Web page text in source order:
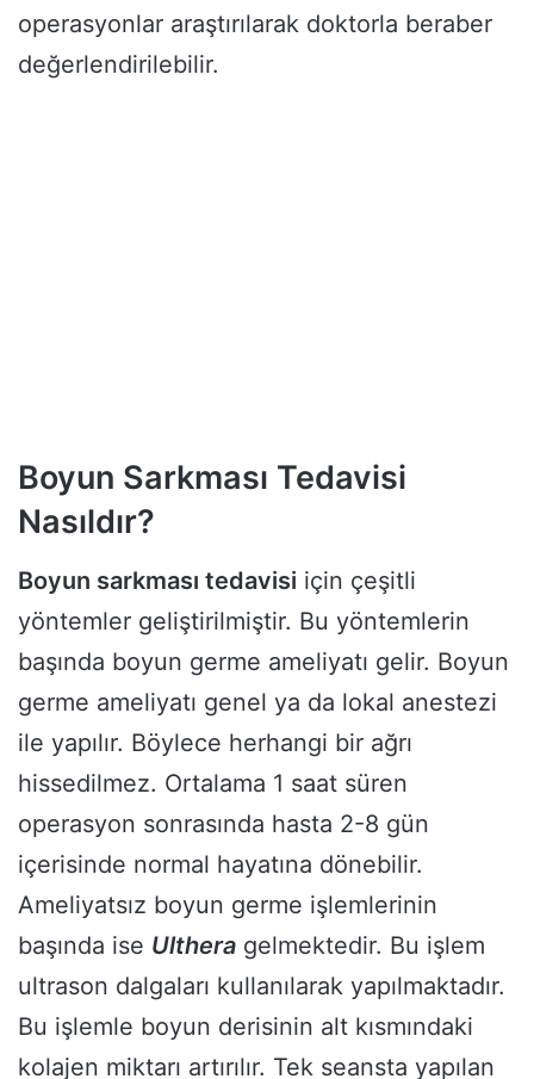
operasyonlar araştırılarak doktorla beraber
değerlendirilebilir.
Boyun Sarkması Tedavisi
Nasıldır?
Boyun sarkması tedavisi için çeşitli
yöntemler geliştirilmiştir. Bu yöntemlerin
başında boyun germe ameliyatı gelir. Boyun
germe ameliyatı genel ya da lokal anestezi
ile yapılır. Böylece herhangi bir ağrı
hissedilmez. Ortalama 1 saat süren
operasyon sonrasında hasta 2-8 gün
içerisinde normal hayatına dönebilir.
Ameliyatsız boyun germe işlemlerinin
başında ise Ulthera gelmektedir. Bu işlem
ultrason dalgaları kullanılarak yapılmaktadır.
Bu işlemle boyun derisinin alt kısmındaki
kolajen miktarı artırılır. Tek seansta yapılan